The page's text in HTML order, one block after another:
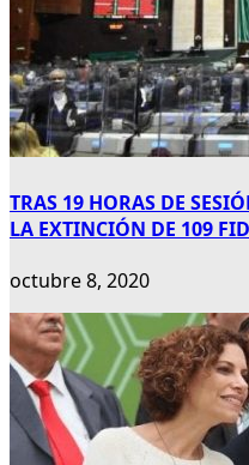
TRAS 19 HORAS DE
LA EXTINCIÓN DE 109
octubre 8, 2020